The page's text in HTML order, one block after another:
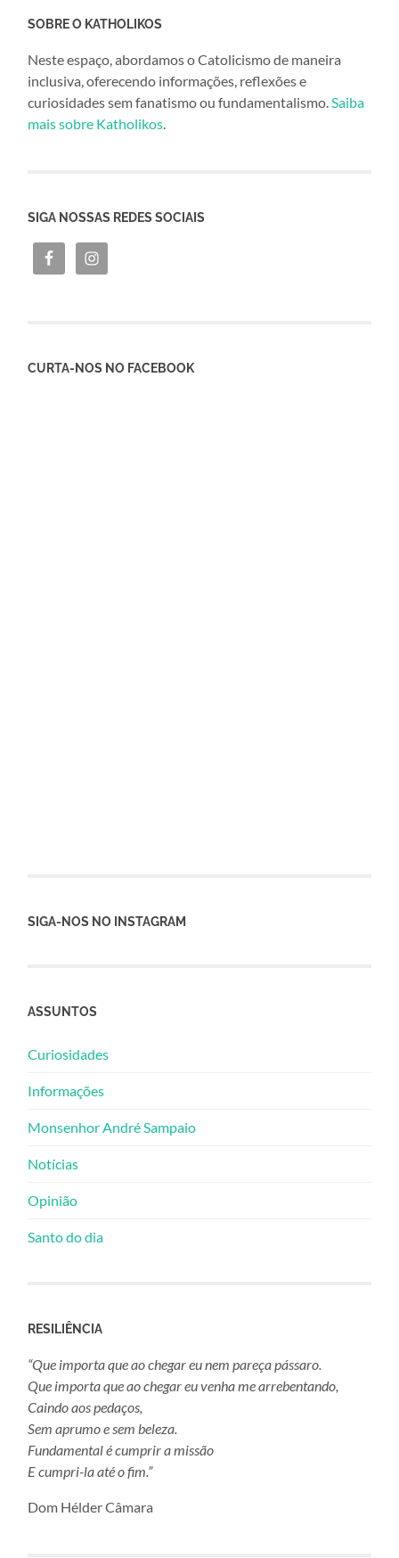
SOBRE O KATHOLIKOS
Neste espaço, abordamos o Catolicismo de maneira
inclusiva, oferecendo informações, reflexões e
curiosidades sem fanatismo ou fundamentalismo. Saiba
mais sobre Katholikos
SIGA NOSSAS REDES SOCIAIS
CURTA-NOS NO FACEBOOK
SIGA-NOS NO INSTAGRAM
ASSUNTOS
Curiosidades
Informações
Monsenhor André Sampaio
Notícias
Opinião
Santo do dia
RESILIÊNCIA
“Que importa que ao chegar eu nem pareça pássaro.
Que importa que ao chegar eu venha me arrebentando,
Caindo aos pedaços,
Sem aprumo e sem beleza.
Fundamental é cumprir a missão
E cumpri-la até o fim.”
Dom Hélder Câmara